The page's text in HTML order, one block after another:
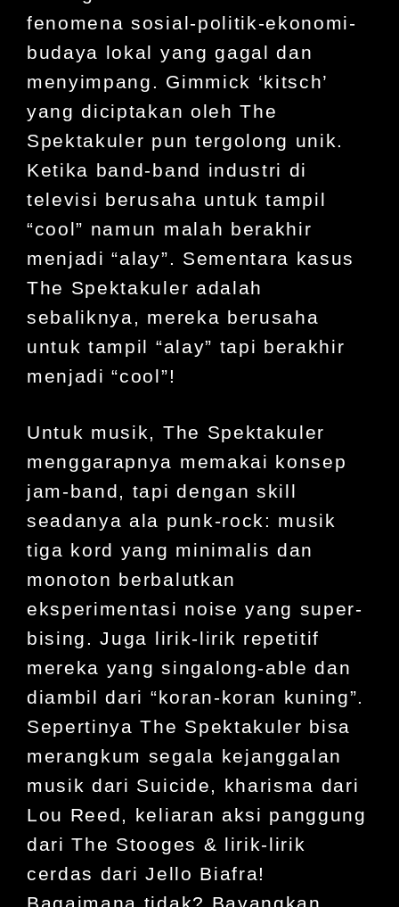
fenomena sosial-politik-ekonomi-
budaya lokal yang gagal dan
menyimpang. Gimmick ‘kitsch’
yang diciptakan oleh The
Spektakuler pun tergolong unik.
Ketika band-band industri di
televisi berusaha untuk tampil
“cool” namun malah berakhir
menjadi “alay”. Sementara kasus
The Spektakuler adalah
sebaliknya, mereka berusaha
untuk tampil “alay” tapi berakhir
menjadi “cool”!
Untuk musik, The Spektakuler
menggarapnya memakai konsep
jam-band, tapi dengan skill
seadanya ala punk-rock: musik
tiga kord yang minimalis dan
monoton berbalutkan
eksperimentasi noise yang super-
bising. Juga lirik-lirik repetitif
mereka yang singalong-able dan
diambil dari “koran-koran kuning”.
Sepertinya The Spektakuler bisa
merangkum segala kejanggalan
musik dari Suicide, kharisma dari
Lou Reed, keliaran aksi panggung
dari The Stooges & lirik-lirik
cerdas dari Jello Biafra!